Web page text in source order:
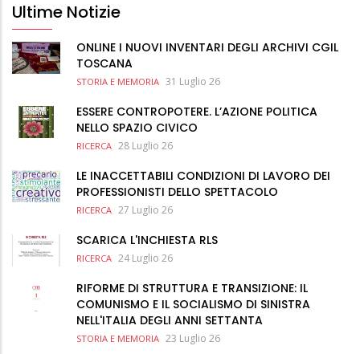
Ultime Notizie
ONLINE I NUOVI INVENTARI DEGLI ARCHIVI CGIL
TOSCANA
STORIA E MEMORIA 31 Luglio 26
ESSERE CONTROPOTERE. L’AZIONE POLITICA
NELLO SPAZIO CIVICO
RICERCA 28 Luglio 26
LE INACCETTABILI CONDIZIONI DI LAVORO DEI
PROFESSIONISTI DELLO SPETTACOLO
RICERCA 27 Luglio 26
SCARICA L'INCHIESTA RLS
RICERCA 24 Luglio 26
RIFORME DI STRUTTURA E TRANSIZIONE: IL
COMUNISMO E IL SOCIALISMO DI SINISTRA
NELL'ITALIA DEGLI ANNI SETTANTA
STORIA E MEMORIA 23 Luglio 26